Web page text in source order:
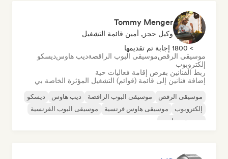
Tommy Menger
وكيل حجز, أمين قائمة التشغيل
> 1800 إجابة تم تقديمها
موسيقى الرقصموسيقى البوب الراقصةديب هاوسديسكو
إلكتروبوب
ربط الفنانين بفرص إقامة فعاليات حية
إضافة فنانين إلى قائمة (قوائم) التشغيل المؤثرة الخاصة بي
موسيقى الرقص موسيقى البوب الراقصة ديب هاوس
ديسكو
إلكتروبوب
موسيقى هاوس فرنسية
موسيقى البوب الفرنسية
موسيقى هاوس